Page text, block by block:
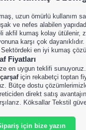
uzun ömürlü kullanım
ve nefes alabilen
akfil kumaş kolay ütülenir,
karşı çok
en iyi kumaş
Fiyatları
en uygun teklifi
için rekabetçi toptan
Bütçe dostu
direkt satış
Köksallar Tekstil
için bize yazın